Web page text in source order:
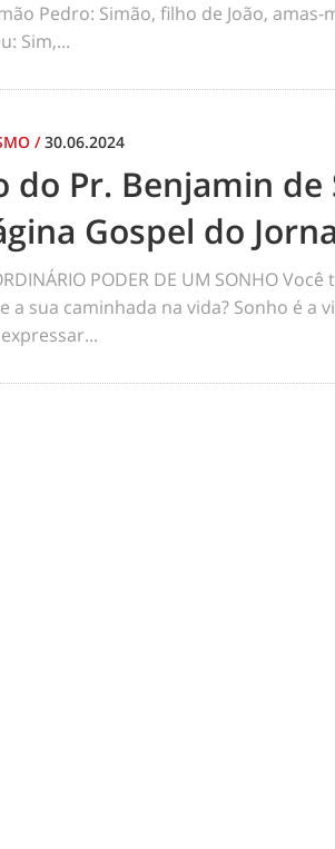
Pedro: Simão, filho de João,
Sim,...
/30.06.2024
do Pr. Benjamin de
Gospel do
PODER DE UM SONHO
a sua caminhada na vida? Sonho é a